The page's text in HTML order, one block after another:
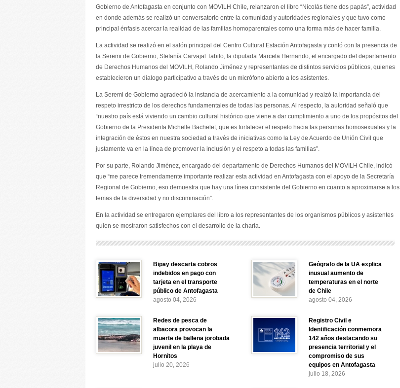
Gobierno de Antofagasta en conjunto con MOVILH Chile, relanzaron el libro “Nicolás tiene dos papás”, actividad
en donde además se realizó un conversatorio entre la comunidad y autoridades regionales y que tuvo como
principal énfasis acercar la realidad de las familias homoparentales como una forma más de hacer familia.
La actividad se realizó en el salón principal del Centro Cultural Estación Antofagasta y contó con la presencia de
la Seremi de Gobierno, Stefanía Carvajal Tabilo, la diputada Marcela Hernando, el encargado del departamento
de Derechos Humanos del MOVILH, Rolando Jiménez y representantes de distintos servicios públicos, quienes
establecieron un dialogo participativo a través de un micrófono abierto a los asistentes.
La Seremi de Gobierno agradeció la instancia de acercamiento a la comunidad y realzó la importancia del
respeto irrestricto de los derechos fundamentales de todas las personas. Al respecto, la autoridad señaló que
“nuestro país está viviendo un cambio cultural histórico que viene a dar cumplimiento a uno de los propósitos del
Gobierno de la Presidenta Michelle Bachelet, que es fortalecer el respeto hacia las personas homosexuales y la
integración de éstos en nuestra sociedad a través de iniciativas como la Ley de Acuerdo de Unión Civil que
justamente va en la línea de promover la inclusión y el respeto a todas las familias”.
Por su parte, Rolando Jiménez, encargado del departamento de Derechos Humanos del MOVILH Chile, indicó
que “me parece tremendamente importante realizar esta actividad en Antofagasta con el apoyo de la Secretaría
Regional de Gobierno, eso demuestra que hay una línea consistente del Gobierno en cuanto a aproximarse a los
temas de la diversidad y no discriminación”.
En la actividad se entregaron ejemplares del libro a los representantes de los organismos públicos y asistentes
quien se mostraron satisfechos con el desarrollo de la charla.
Bipay descarta cobros
indebidos en pago con
tarjeta en el transporte
público de Antofagasta
agosto 04, 2026
Geógrafo de la UA explica
inusual aumento de
temperaturas en el norte
de Chile
agosto 04, 2026
Redes de pesca de
albacora provocan la
muerte de ballena jorobada
juvenil en la playa de
Hornitos
julio 20, 2026
Registro Civil e
Identificación conmemora
142 años destacando su
presencia territorial y el
compromiso de sus
equipos en Antofagasta
julio 18, 2026